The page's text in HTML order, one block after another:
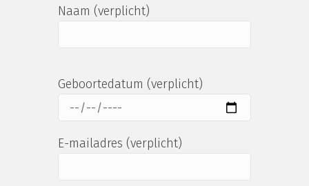
Naam (verplicht)
Geboortedatum (verplicht)
E-mailadres (verplicht)